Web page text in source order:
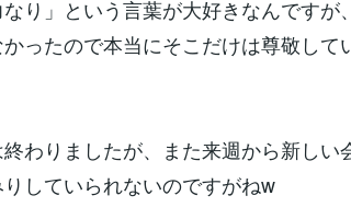
り」という言葉が大好きなんですが
ったので本当にそこだけは尊敬して
わりましたが、また来週から新しい
していられないのですがねw